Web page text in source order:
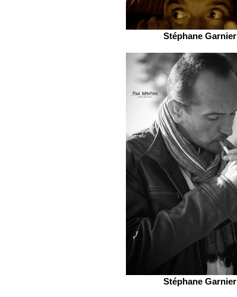
Stéphane Garnier
Stéphane Garnier